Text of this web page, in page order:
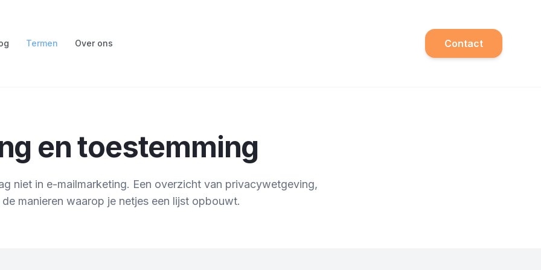
Termen Over ons Contact
en toestemming
niet in e-mailmarketing. Een overzicht van privacywetgeving,
manieren waarop je netjes een lijst opbouwt.